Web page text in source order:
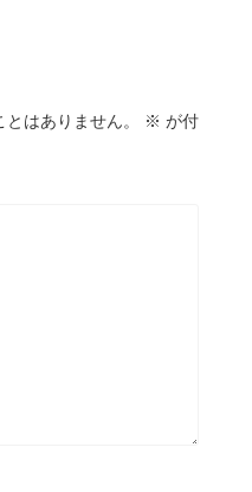
はありません。 ※ が付